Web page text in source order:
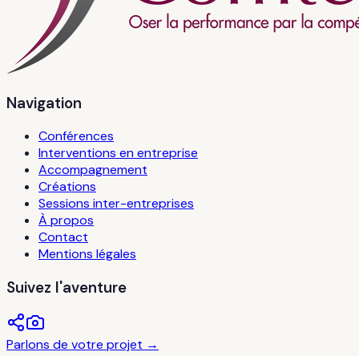
Navigation
Conférences
Interventions en entreprise
Accompagnement
Créations
Sessions inter-entreprises
À propos
Contact
Mentions légales
Suivez l'aventure
Parlons de votre projet →